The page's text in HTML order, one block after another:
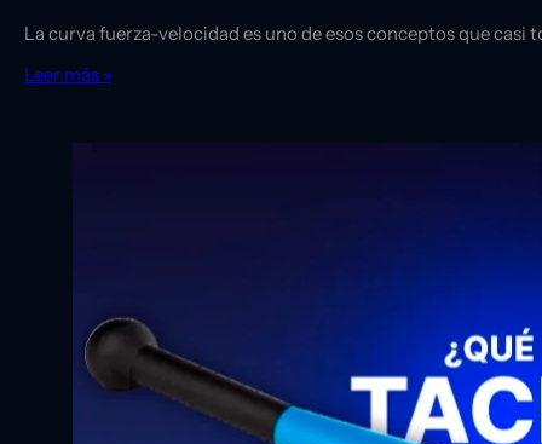
La curva fuerza-velocidad es uno de esos conceptos que
Leer más »